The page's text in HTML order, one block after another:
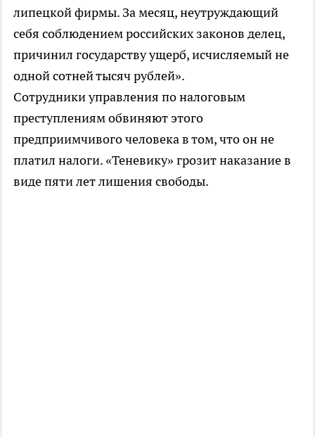
липецкой фирмы. За месяц, неутруждающий
себя соблюдением российских законов делец,
причинил государству ущерб, исчисляемый не
одной сотней тысяч рублей».
Сотрудники управления по налоговым
преступлениям обвиняют этого
предприимчивого человека в том, что он не
платил налоги. «Теневику» грозит наказание в
виде пяти лет лишения свободы.